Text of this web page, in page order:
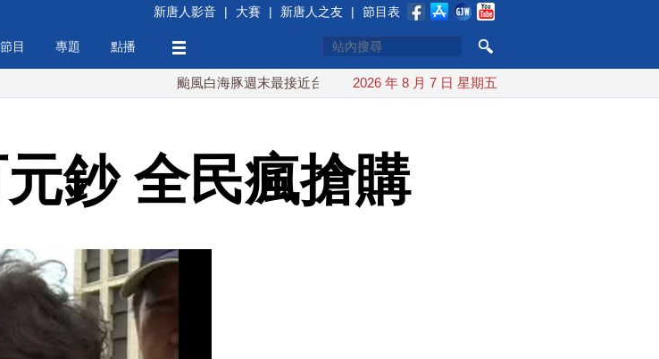
新唐人影音 | 大賽 | 新唐人之友 | 節目表
節目 專題 點播
颱風白海豚週末最接近台灣 最快9日可能登陸中國 台灣漢光首結合城鎮演習 AIT連
2026 年 8 月 7 日 星期五
鈔 全民瘋搶購